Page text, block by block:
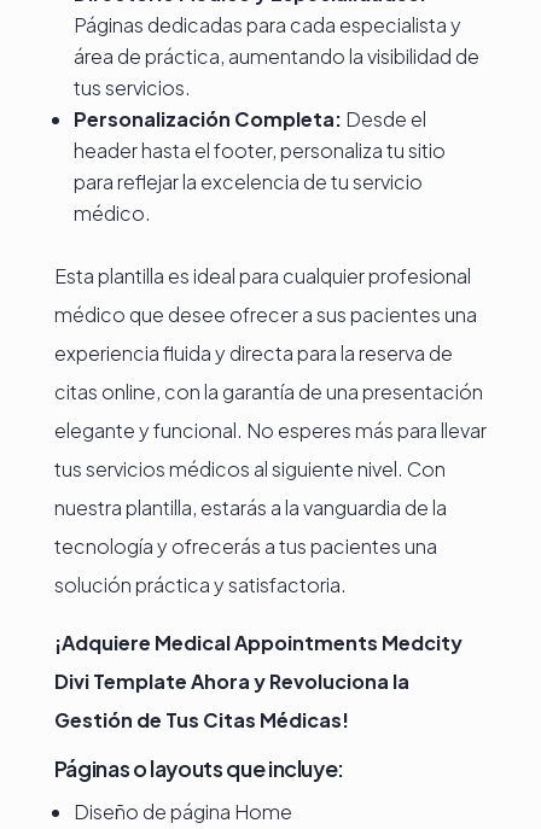
Páginas dedicadas para cada especialista y
área de práctica, aumentando la visibilidad de
tus servicios.
Personalización Completa: Desde el
header hasta el footer, personaliza tu sitio
para reflejar la excelencia de tu servicio
médico.
Esta plantilla es ideal para cualquier profesional
médico que desee ofrecer a sus pacientes una
experiencia fluida y directa para la reserva de
citas online, con la garantía de una presentación
elegante y funcional. No esperes más para llevar
tus servicios médicos al siguiente nivel. Con
nuestra plantilla, estarás a la vanguardia de la
tecnología y ofrecerás a tus pacientes una
solución práctica y satisfactoria.
¡Adquiere Medical Appointments Medcity
Divi Template Ahora y Revoluciona la
Gestión de Tus Citas Médicas!
Páginas o layouts que incluye:
Diseño de página Home